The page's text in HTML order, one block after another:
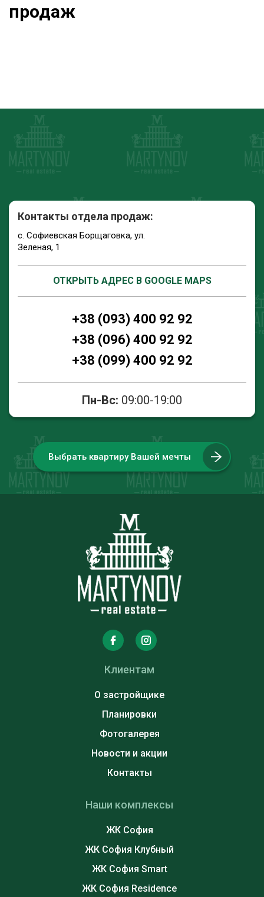
продаж
Контакты отдела продаж:
с. Софиевская Борщаговка, ул.
Зеленая, 1
ОТКРЫТЬ АДРЕС В GOOGLE MAPS
+38 (093) 400 92 92
+38 (096) 400 92 92
+38 (099) 400 92 92
Пн-Вс: 09:00-19:00
Выбрать квартиру Вашей мечты
Клиентам
О застройщике
Планировки
Фотогалерея
Новости и акции
Контакты
Наши комплексы
ЖК София
ЖК София Клубный
ЖК София Smart
ЖК София Residence